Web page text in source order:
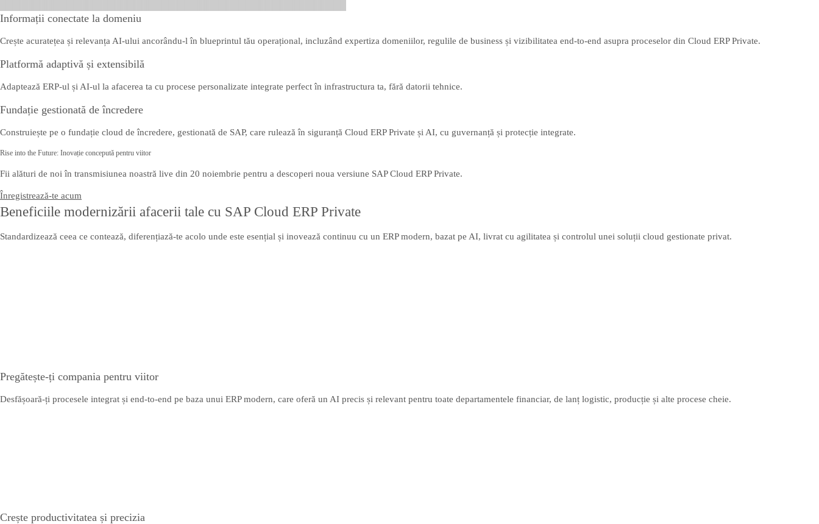
Informații conectate la domeniu
Crește acuratețea și relevanța AI-ului ancorându-l în blueprintul tău operațional, incluzând expertiza domeniilor, regulile de business și vizibilitatea end-to-end asupra proceselor din Cloud ERP Private.
Platformă adaptivă și extensibilă
Adaptează ERP-ul și AI-ul la afacerea ta cu procese personalizate integrate perfect în infrastructura ta, fără datorii tehnice.
Fundație gestionată de încredere
Construiește pe o fundație cloud de încredere, gestionată de SAP, care rulează în siguranță Cloud ERP Private și AI, cu guvernanță și protecție integrate.
Rise into the Future: Inovație concepută pentru viitor
Fii alături de noi în transmisiunea noastră live din 20 noiembrie pentru a descoperi noua versiune SAP Cloud ERP Private.
Înregistrează-te acum
Beneficiile modernizării afacerii tale cu SAP Cloud ERP Private
Standardizează ceea ce contează, diferențiază-te acolo unde este esențial și inovează continuu cu un ERP modern, bazat pe AI, livrat cu agilitatea și controlul unei soluții cloud gestionate privat.
Pregătește-ți compania pentru viitor
Desfășoară-ți procesele integrat și end-to-end pe baza unui ERP modern, care oferă un AI precis și relevant pentru toate departamentele financiar, de lanț logistic, producție și alte procese cheie.
Crește productivitatea și precizia